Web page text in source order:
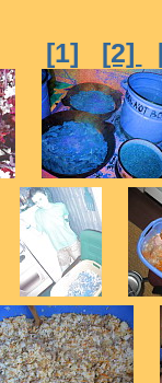
[1] [2]